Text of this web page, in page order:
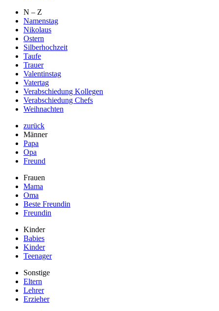
N – Z
Namenstag
Nikolaus
Ostern
Silberhochzeit
Taufe
Trauer
Valentinstag
Vatertag
Verabschiedung Kollegen
Verabschiedung Chefs
Weihnachten
zurück
Männer
Papa
Opa
Freund
Frauen
Mama
Oma
Beste Freundin
Freundin
Kinder
Babies
Kinder
Teenager
Sonstige
Eltern
Lehrer
Erzieher